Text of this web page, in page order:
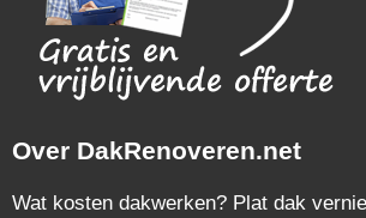
Over DakRenoveren.net
Wat kosten dakwerken? Plat dak